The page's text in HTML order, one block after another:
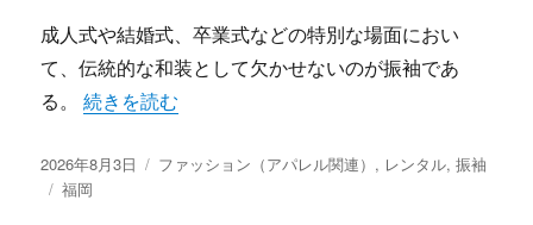
成人式や結婚式、卒業式などの特別な場面におい
て、伝統的な和装として欠かせないのが振袖であ
る。“福岡で叶える自分だけの振袖華やか成人式完全ガイ
続きを読む
投
稿
2026年8月3日
カ
ファッション（アパレル関連） , レンタル,振袖
タ
福岡